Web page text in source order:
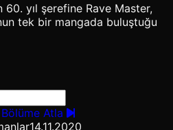
yıl şerefine Rave Master,
tek bir mangada buluştuğu
Atla
14.11.2020